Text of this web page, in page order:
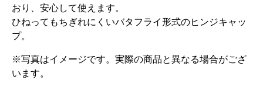
おり、安心して使えます。
ひねってもちぎれにくいバタフライ形式のヒンジキャッ
プ。
※写真はイメージです。実際の商品と異なる場合がござ
います。